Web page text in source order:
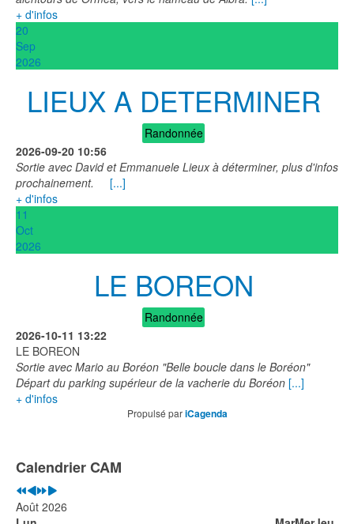
+ d'infos
20
Sep
2026
LIEUX A DETERMINER
Randonnée
2026-09-20 10:56
Sortie avec David et Emmanuele Lieux à déterminer, plus d'infos
prochainement. [...]
+ d'infos
11
Oct
2026
LE BOREON
Randonnée
2026-10-11 13:22
LE BOREON
Sortie avec Mario au Boréon "Belle boucle dans le Boréon"
Départ du parking supérieur de la vacherie du Boréon [...]
+ d'infos
Propulsé pariCagenda
Calendrier CAM
précédente
précédent
suivante
suivant
Août 2026